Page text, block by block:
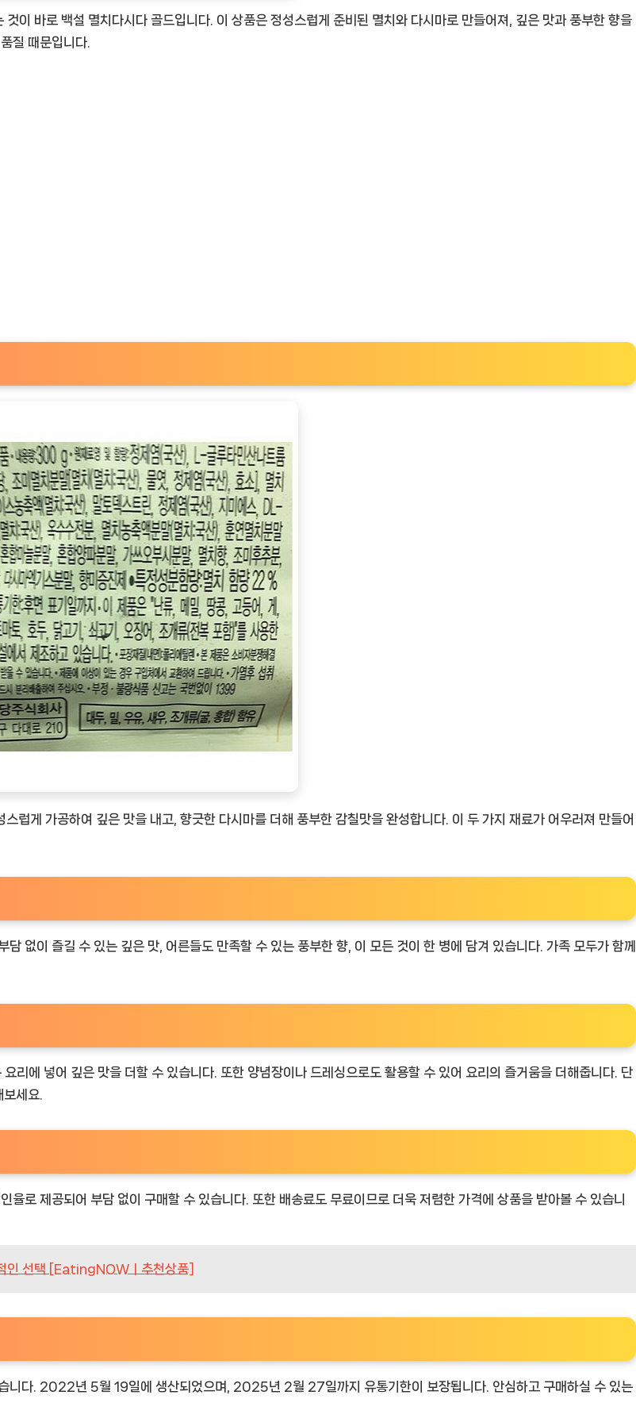
이 바로 백설 멸치다시다 골드입니다. 이 상품은 정성스럽게 준비된 멸치와 다시마로 만들어져, 깊은 맛과 풍부한 향을
질 때문입니다.
럽게 가공하여 깊은 맛을 내고, 향긋한 다시마를 더해 풍부한 감칠맛을 완성합니다. 이 두 가지 재료가 어우러져 만들어
없이 즐길 수 있는 깊은 맛, 어른들도 만족할 수 있는 풍부한 향, 이 모든 것이 한 병에 담겨 있습니다. 가족 모두가 함께
리에 넣어 깊은 맛을 더할 수 있습니다. 또한 양념장이나 드레싱으로도 활용할 수 있어 요리의 즐거움을 더해줍니다. 단
세요.
로 제공되어 부담 없이 구매할 수 있습니다. 또한 배송료도 무료이므로 더욱 저렴한 가격에 상품을 받아볼 수 있습니
인 선택 [EatingNOWㅣ추천상품]
니다. 2022년 5월 19일에 생산되었으며, 2025년 2월 27일까지 유통기한이 보장됩니다. 안심하고 구매하실 수 있는